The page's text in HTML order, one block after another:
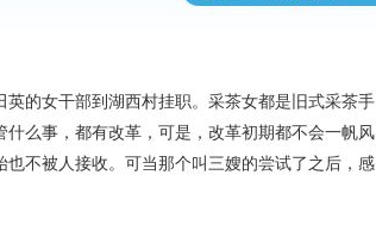
的女干部到湖西村挂职。采茶女都是旧式采茶手
么事，都有改革，可是，改革初期都不会一帆风
也不被人接收。可当那个叫三嫂的尝试了之后，感